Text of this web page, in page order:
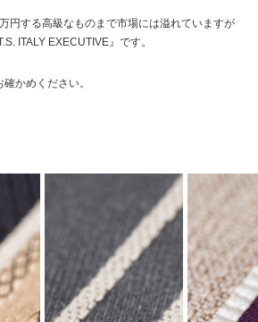
円する高級なものまで市場には溢れていますが
ITALY EXECUTIVE』です。
かめください。